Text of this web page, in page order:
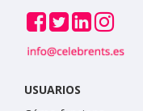
USUARIOS